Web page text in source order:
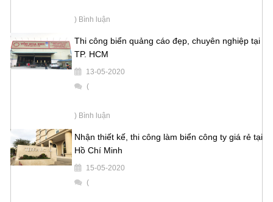
) Bình luận
Thi công biển quảng cáo đẹp, chuyên nghiệp tại
TP. HCM
13-05-2020
(
) Bình luận
Nhận thiết kế, thi công làm biển công ty giá rẻ tại
Hồ Chí Minh
15-05-2020
(